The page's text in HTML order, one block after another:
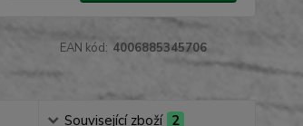
EAN kód: 4006885345706
Související zboží 2